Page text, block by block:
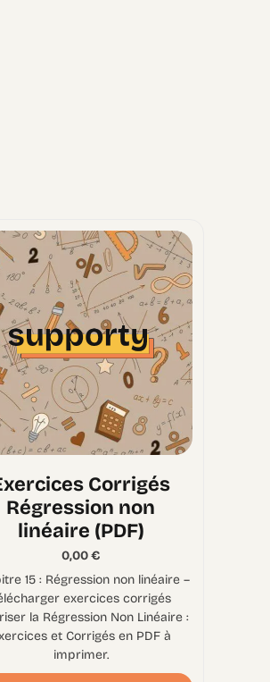
Corrigés
Régression non
linéaire (PDF)
0,00€
15 : Régression non linéaire –
exercices corrigés
la Régression Non Linéaire :
et Corrigés en PDF à
imprimer.